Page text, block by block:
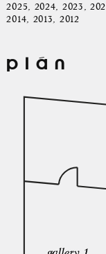
2025, 2024, 2023,
2014, 2013, 2012
plán